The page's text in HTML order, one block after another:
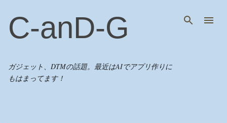
C-anD-G
ガジェット、DTMの話題。最近はAIでアプリ作りに
もはまってます！